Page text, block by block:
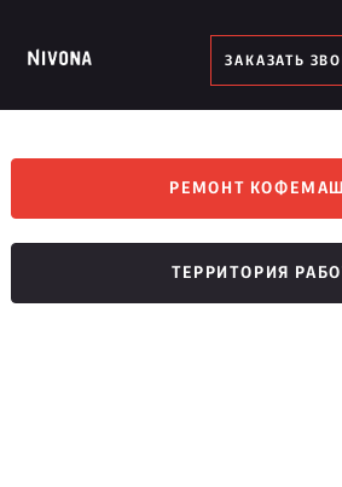
ЗАКАЗАТЬ
РЕМОНТ
ТЕРРИТОРИЯ